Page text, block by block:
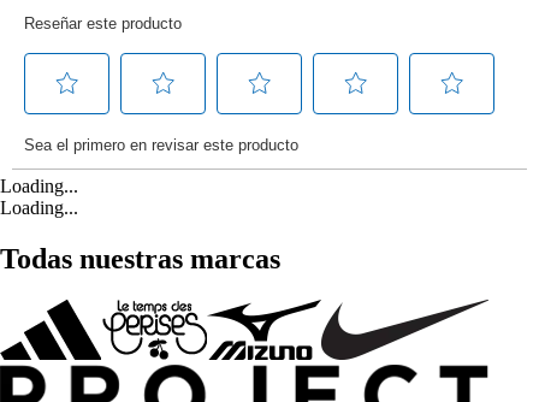
Loading...
Loading...
Todas nuestras marcas